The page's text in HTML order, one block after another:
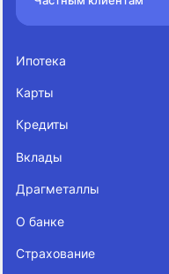
Ипотека
Карты
Кредиты
Вклады
Драгметаллы
О банке
Страхование